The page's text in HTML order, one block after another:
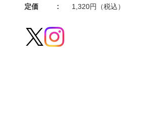
定価
1,320円（税込）
セブンネット
e-